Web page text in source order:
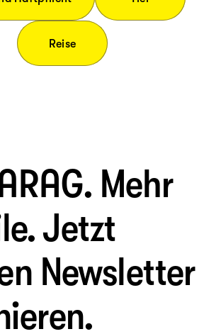
Reise
Mehr
Jetzt
Newsletter